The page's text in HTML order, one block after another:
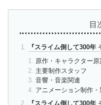
目
『スライム倒して300
原作・キャラクター原
主要制作スタッフ
音響・音楽関連
アニメーション制作・
『スライム倒して300年